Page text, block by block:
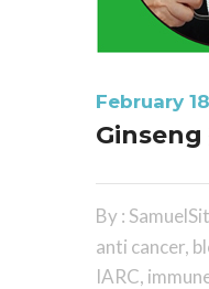
February
Ginseng
By : SamuelSit
anti cancer,
IARC,